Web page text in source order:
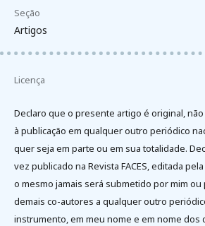
Seção
Artigos
Licença
Declaro que o presente artigo é original,
à publicação em qualquer outro periódico
quer seja em parte ou em sua totalidade.
vez publicado na Revista FACES, editada
o mesmo jamais será submetido por mim
demais co-autores a qualquer outro
instrumento, em meu nome e em nome dos